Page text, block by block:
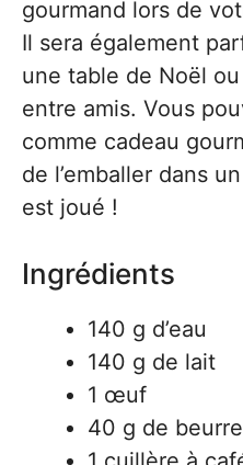
gourmand lors de
Il sera également
une table de Noël
entre amis. Vous
comme cadeau
de l’emballer dans
est joué !
Ingrédients
140 g d’eau
140 g de lait
1 œuf
40 g de